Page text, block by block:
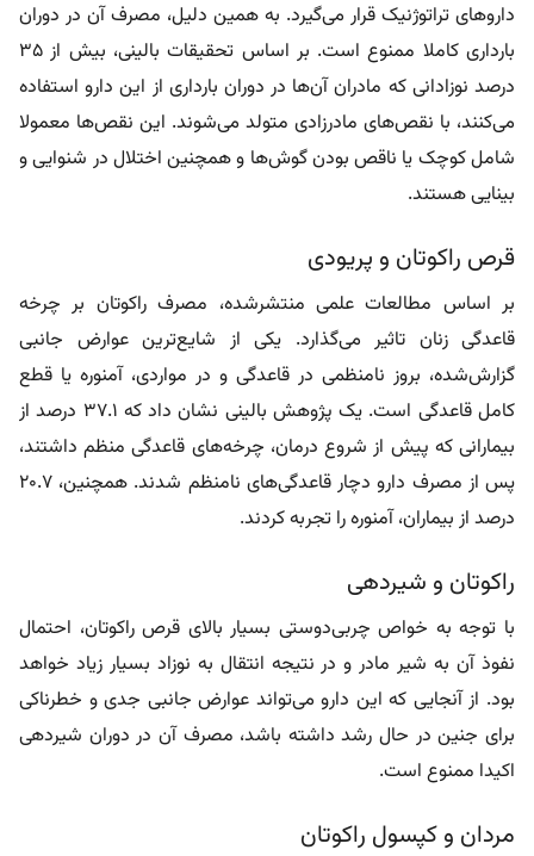
داروهای تراتوژنیک قرار می‌گیرد. به همین دلیل، مصرف آن در دوران
بارداری کاملا ممنوع است. بر اساس تحقیقات بالینی، بیش از 35
درصد نوزادانی که مادران آن‌ها در دوران بارداری از این دارو استفاده
می‌کنند، با نقص‌های مادرزادی متولد می‌شوند. این نقص‌ها معمولا
شامل کوچک یا ناقص بودن گوش‌ها و همچنین اختلال در شنوایی و
بینایی هستند.
قرص راکوتان و پریودی
بر اساس مطالعات علمی منتشرشده، مصرف راکوتان بر چرخه
قاعدگی زنان تاثیر می‌گذارد. یکی از شایع‌ترین عوارض جانبی
گزارش‌شده، بروز نامنظمی در قاعدگی و در مواردی، آمنوره یا قطع
کامل قاعدگی است. یک پژوهش بالینی نشان داد که 37.1 درصد از
بیمارانی که پیش از شروع درمان، چرخه‌های قاعدگی منظم داشتند،
پس از مصرف دارو دچار قاعدگی‌های نامنظم شدند. همچنین، 20.7
درصد از بیماران، آمنوره را تجربه کردند.
راکوتان و شیردهی
با توجه به خواص چربی‌دوستی بسیار بالای قرص راکوتان، احتمال
نفوذ آن به شیر مادر و در نتیجه انتقال به نوزاد بسیار زیاد خواهد
بود. از آنجایی که این دارو می‌تواند عوارض جانبی جدی و خطرناکی
برای جنین در حال رشد داشته باشد، مصرف آن در دوران شیردهی
اکیدا ممنوع است.
مردان و کپسول راکوتان